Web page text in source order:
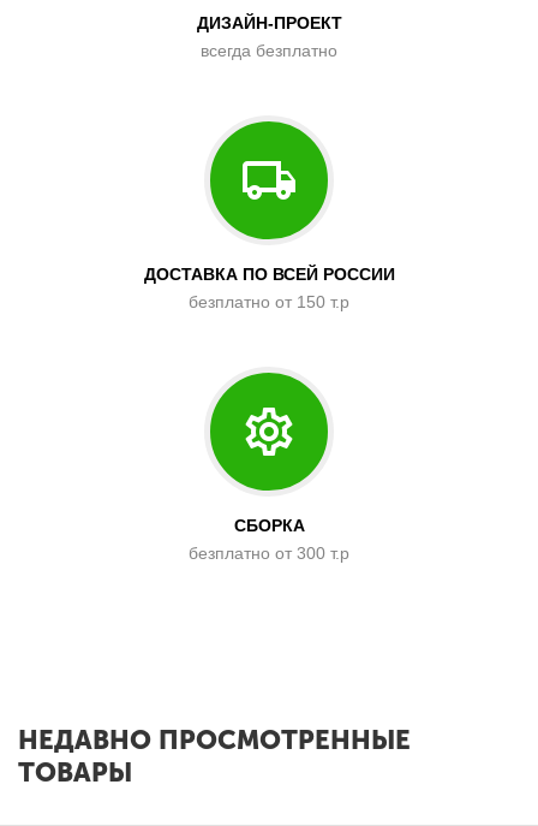
ДИЗАЙН-ПРОЕКТ
всегда безплатно
ДОСТАВКА ПО ВСЕЙ РОССИИ
безплатно от 150 т.р
СБОРКА
безплатно от 300 т.р
НЕДАВНО ПРОСМОТРЕННЫЕ
ТОВАРЫ